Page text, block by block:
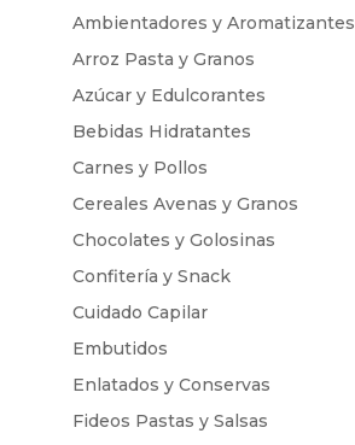
Ambientadores y Aromatizantes
Arroz Pasta y Granos
Azúcar y Edulcorantes
Bebidas Hidratantes
Carnes y Pollos
Cereales Avenas y Granos
Chocolates y Golosinas
Confitería y Snack
Cuidado Capilar
Embutidos
Enlatados y Conservas
Fideos Pastas y Salsas